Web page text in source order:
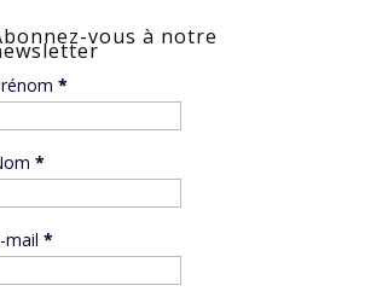
vous à notre
*
*
mail*